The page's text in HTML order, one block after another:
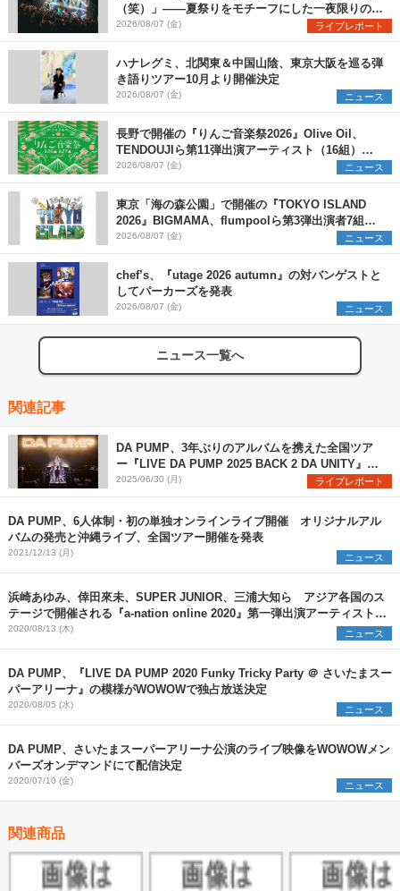
（笑）」――夏祭りをモチーフにした一夜限りのス
ペシャルライブ『色祭』レポート
2026/08/07 (金) ライブレポート
ハナレグミ、北関東＆中国山陰、東京大阪を巡る弾
き語りツアー10月より開催決定
2026/08/07 (金) ニュース
長野で開催の『りんご音楽祭2026』Olive Oil、
TENDOUJIら第11弾出演アーティスト（16組）を
発表
2026/08/07 (金) ニュース
東京「海の森公園」で開催の『TOKYO ISLAND
2026』BIGMAMA、flumpoolら第3弾出演者7組を
発表 ワークショップ・アート出展者を募集
2026/08/07 (金) ニュース
chef’s、『utage 2026 autumn』の対バンゲストと
してパーカーズを発表
2026/08/07 (金) ニュース
ニュース一覧へ
関連記事
DA PUMP、3年ぶりのアルバムを携えた全国ツア
ー『LIVE DA PUMP 2025 BACK 2 DA UNITY』が
開幕
2025/06/30 (月) ライブレポート
DA PUMP、6人体制・初の単独オンラインライブ開催 オリジナルアル
バムの発売と沖縄ライブ、全国ツアー開催を発表
2021/12/13 (月) ニュース
浜崎あゆみ、倖田來未、SUPER JUNIOR、三浦大知ら アジア各国のス
テージで開催される『a-nation online 2020』第一弾出演アーティストを
発表
2020/08/13 (木) ニュース
DA PUMP、『LIVE DA PUMP 2020 Funky Tricky Party ＠ さいたまスー
パーアリーナ』の模様がWOWOWで独占放送決定
2020/08/05 (水) ニュース
DA PUMP、さいたまスーパーアリーナ公演のライブ映像をWOWOWメン
バーズオンデマンドにて配信決定
2020/07/10 (金) ニュース
関連商品